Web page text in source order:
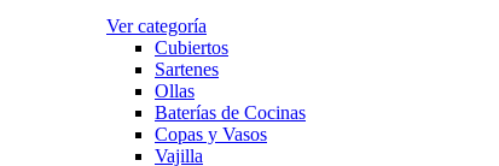
Ver categoría
Cubiertos
Sartenes
Ollas
Baterías de Cocinas
Copas y Vasos
Vajilla